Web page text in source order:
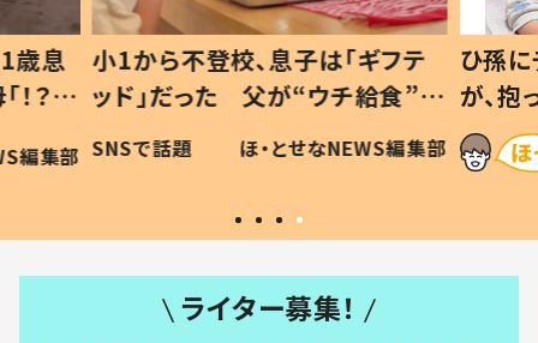
歳息
？」
編集部
小1から不登校、息子は「ギフテ
ッド」だった 父が“ウチ給食”を
作り続ける理由とは #令和の親
#令和の子
SNSで話題 ほ・とせなNEWS編集部
ひ孫
が、
「涙が
い」
ライター募集！